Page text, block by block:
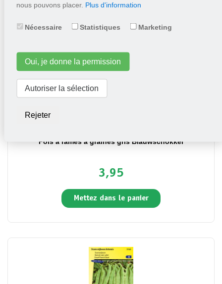
nous pouvons placer. Plus d'information
Nécessaire Statistiques Marketing
Oui, je donne la permission
Autoriser la sélection
Rejeter
Pois à rames à graines gris Blauwschokker
3,95
Mettez dans le panier